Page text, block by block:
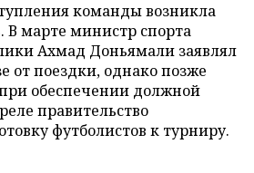
команды возникла
В марте министр спорта
Ахмад Доньямали заявлял
от поездки, однако позже
обеспечении должной
правительство
футболистов к турниру.